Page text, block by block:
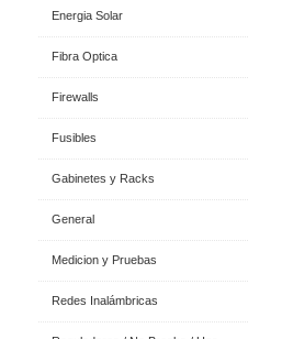
Energia Solar
Fibra Optica
Firewalls
Fusibles
Gabinetes y Racks
General
Medicion y Pruebas
Redes Inalámbricas